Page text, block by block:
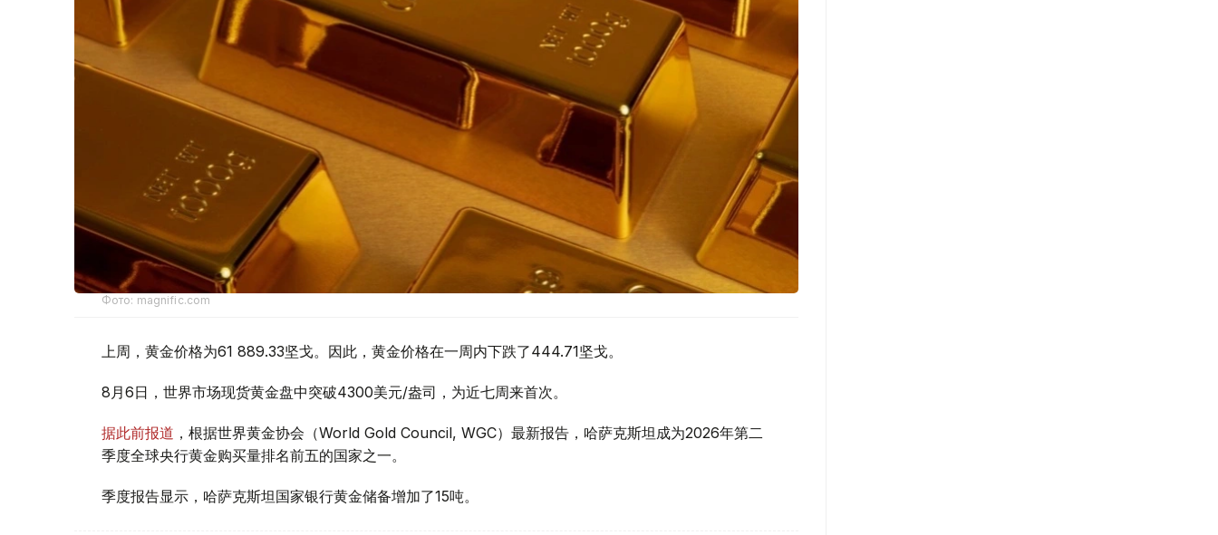
Фото: magnific.com
上周，黄金价格为61 889.33坚戈。因此，黄金价格在一周内下跌了444.71坚戈。
8月6日，世界市场现货黄金盘中突破4300美元/盎司，为近七周来首次。
据此前报道 ，根据世界黄金协会（World Gold Council, WGC）最新报告，哈萨克斯坦成为2026年第二
季度全球央行黄金购买量排名前五的国家之一。
季度报告显示，哈萨克斯坦国家银行黄金储备增加了15吨。